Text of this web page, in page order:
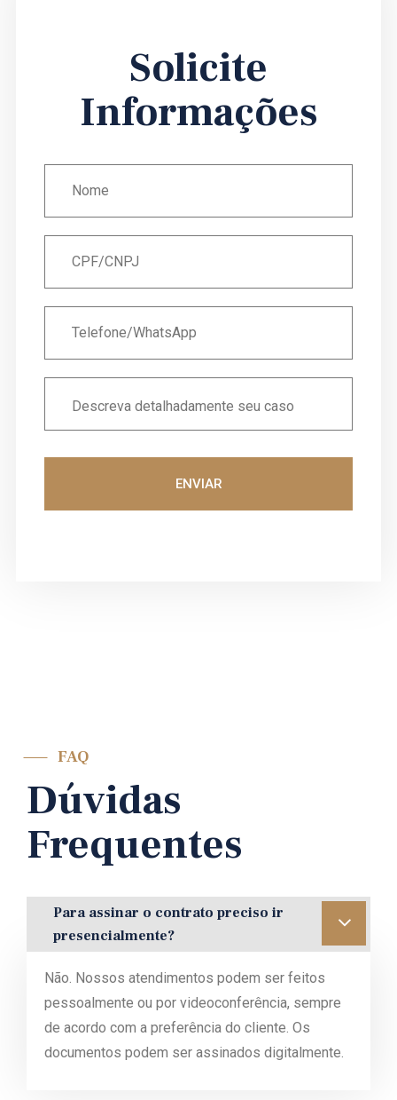
Solicite
Informações
ENVIAR
FAQ
Dúvidas
Frequentes
Para assinar o contrato preciso ir
presencialmente?
Não. Nossos atendimentos podem ser feitos
pessoalmente ou por videoconferência, sempre
de acordo com a preferência do cliente. Os
documentos podem ser assinados digitalmente.